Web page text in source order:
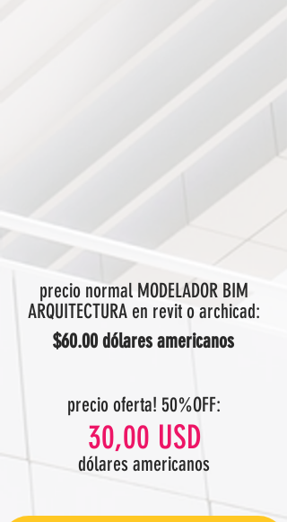
precio normal MODELADOR BIM
ARQUITECTURA en revit o archicad:
$60.00 dólares americanos
precio oferta! 50%OFF:
30,00 USD
dólares americanos